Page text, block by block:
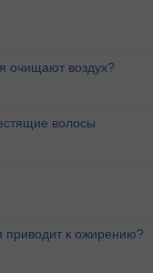
очищают воздух?
волосы
приводит к ожирению?